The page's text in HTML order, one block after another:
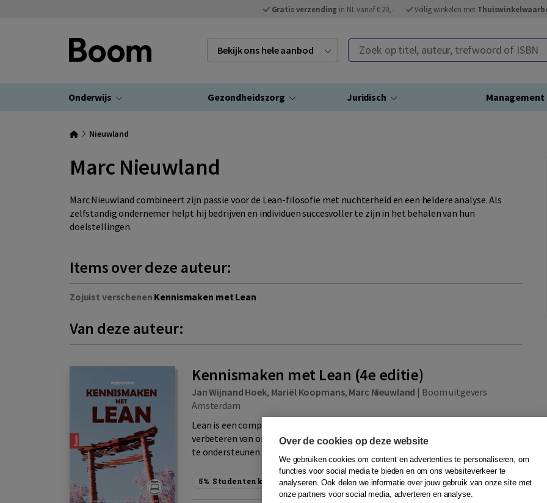
Gratis verzending in NL vanaf € 20,- Veilig winkelen met
Bekijk ons hele aanbod Zoek op titel, auteur, trefwoord of ISBN
Onderwijs Gezondheidszorg Juridisch Management
Nieuwland
Marc Nieuwland
Marc Nieuwland combineert zijn passie voor de Lean-filosofie met nuchterheid en een heldere analyse. Als
zelfstandig ondernemer helpt hij bedrijven en individuen succesvoller te zijn in het behalen van hun
doelstellingen.
Items over deze auteur:
Zojuist verschenen Kennismaken met Lean
Van deze auteur:
Kennismaken met Lean (4e editie)
Jan Wijnand Hoek, Mariël Koopmans, Marc Nieuwland | Boom uitgevers
Amsterdam
Lean is een compleet managementsysteem dat zich richt op het continu
verbeteren van organisaties en processen, met als doel medewerkers optimaal
te ondersteunen bij het realiseren van organisatie- ...
5% Studentenkorting
Over de cookies op deze website
We gebruiken cookies om content en advertenties te personaliseren, om
functies voor social media te bieden en om ons websiteverkeer te
analyseren. Ook delen we informatie over jouw gebruik van onze site met
onze partners voor social media, adverteren en analyse.